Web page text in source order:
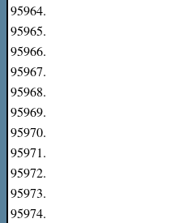
95964.
95965.
95966.
95967.
95968.
95969.
95970.
95971.
95972.
95973.
95974.